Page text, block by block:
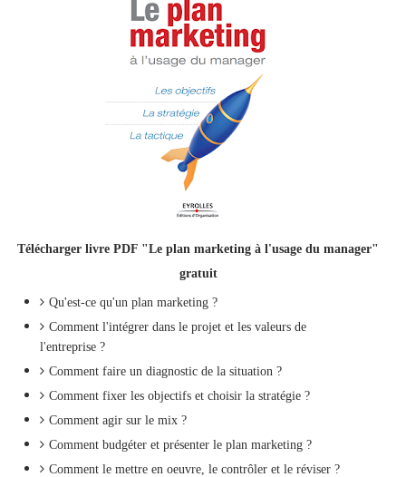
Télécharger livre PDF "Le plan marketing à l'usage du manager"
gratuit
Qu'est-ce qu'un plan marketing ?
Comment l'intégrer dans le projet et les valeurs de
l'entreprise ?
Comment faire un diagnostic de la situation ?
Comment fixer les objectifs et choisir la stratégie ?
Comment agir sur le mix ?
Comment budgéter et présenter le plan marketing ?
Comment le mettre en oeuvre, le contrôler et le réviser ?